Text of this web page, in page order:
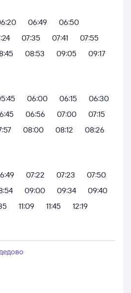
06:49
06:50
07:35 07:41
07:55
08:53 09:05
09:17
06:00 06:15
06:30
06:56 07:00
07:15
08:00 08:12
08:26
07:22 07:23
07:50
09:00 09:34
09:40
11:09 11:45
12:19